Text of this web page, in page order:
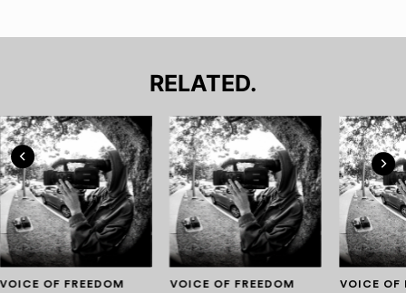
RELATED.
VOICE OF FREEDOM VOICE OF FREEDOM VOICE OF